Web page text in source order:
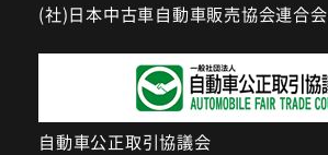
(社)日本中古車自動車販売協会連合会
自動車公正取引協議会